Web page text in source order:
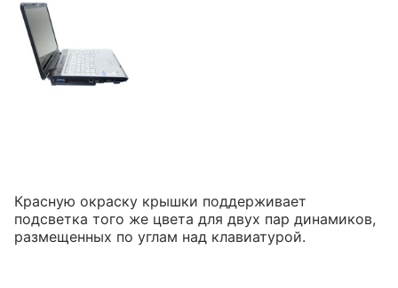
Красную окраску крышки поддерживает
подсветка того же цвета для двух пар динамиков,
размещенных по углам над клавиатурой.